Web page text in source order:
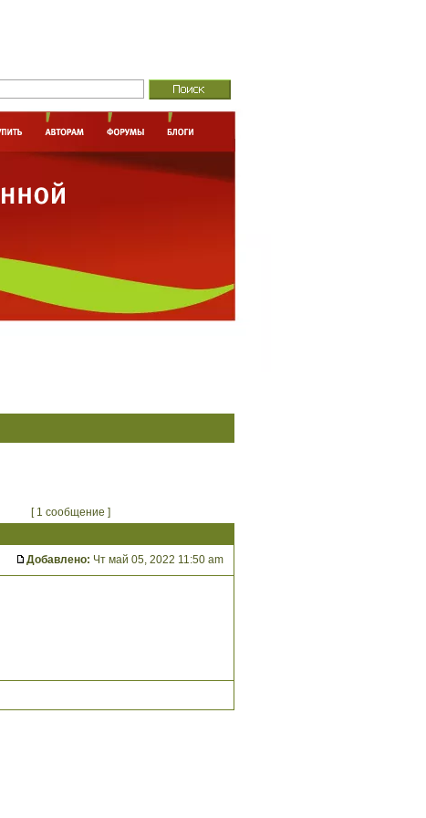
[ 1 сообщение ]
Добавлено: Чт май 05, 2022 11:50 am